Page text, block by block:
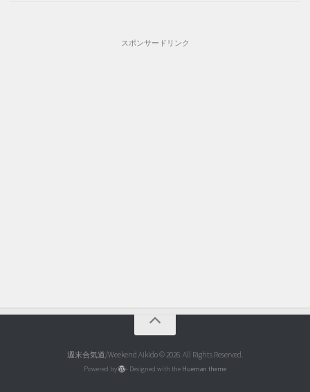
スポンサードリンク
週末合気道/Weekend Aikido © 2026. All Rights Reserved.
Powered by - Designed with the Hueman theme